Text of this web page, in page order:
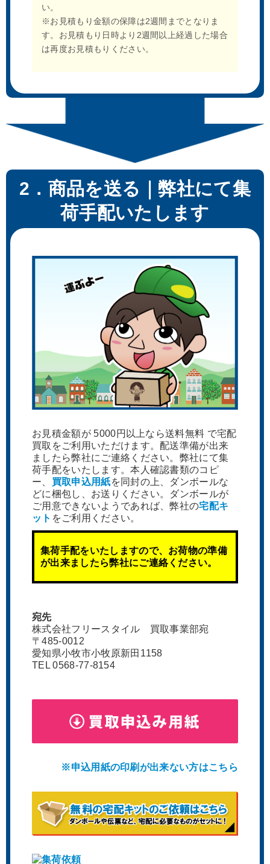
い。
※お見積もり金額の保障は2週間までとなりま
す。お見積もり日時より2週間以上経過した場合
は再度お見積もりください。
2．商品を送る｜弊社にて集
荷手配いたします
お見積金額が 5000円以上なら送料無料 で宅配
買取をご利用いただけます。配送準備が出来
ましたら弊社にご連絡ください。弊社にて集
荷手配をいたします。本人確認書類のコピ
ー、 買取申込用紙を同封の上、ダンボールな
どに梱包し、お送りください。ダンボールが
ご用意できないようであれば、弊社の宅配キ
ット をご利用ください。
集荷手配をいたしますので、お荷物の準備
が出来ましたら弊社にご連絡ください。
宛先
株式会社フリースタイル 買取事業部宛
〒485-0012
愛知県小牧市小牧原新田1158
TEL 0568-77-8154
※申込用紙の印刷が出来ない方はこちら